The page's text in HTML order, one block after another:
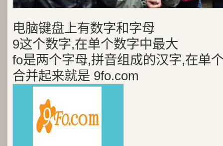
电脑键盘上有数字和字母
9这个数字,在单个数字中最大
fo是两个字母,拼音组成的汉字,在单
合并起来就是 9fo.com